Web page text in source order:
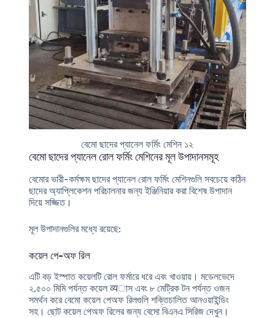
বেমো ছাদের প্যানেল ফর্মিং মেশিন ১২
বেমো ছাদের প্যানেল রোল ফর্মিং মেশিনের মূল উপাদানসমূহ
বেমোর ভারী-কর্মক্ষম ছাদের প্যানেল রোল ফর্মিং মেশিনগুলি সবচেয়ে কঠিন
ছাদের অ্যাপ্লিকেশন পরিচালনার জন্য ইঞ্জিনিয়ার করা বিশেষ উপাদান
দিয়ে সজ্জিত।
মূল উপাদানগুলির মধ্যে রয়েছে:
কয়েল পে-অফ রিল
এটি বড় ইস্পাত কয়েলটি রোল ফর্মারে ধরে এবং খাওয়ায়। মডেলভেদে
২,৫০০ মিমি পর্যন্ত কয়েল व्यাস এবং ৮ মেট্রিক টন পর্যন্ত ওজন
সমর্থন করে বেমো কয়েল পেঅফ রিলগুলি শক্তিচালিত আনওয়াইন্ডিং
সহ। ছোট কয়েল পেঅফ রিলের জন্য বেমো বিএনএ সিরিজ দেখুন।